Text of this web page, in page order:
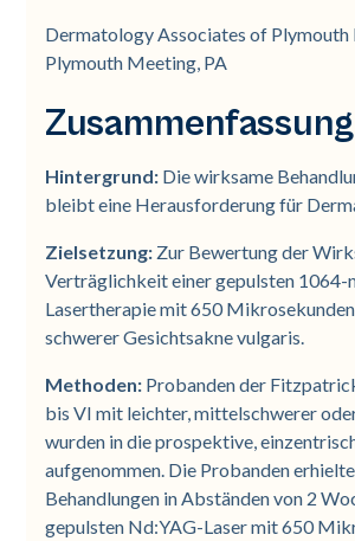
Dermatology Associates of Plymouth
Plymouth Meeting, PA
Zusammenfassung
Hintergrund: Die wirksame
bleibt eine Herausforderung für
Zielsetzung: Zur Bewertung der
Verträglichkeit einer gepulsten 1064-
Lasertherapie mit 650
schwerer Gesichtsakne vulgaris.
Methoden: Probanden der
bis VI mit leichter, mittelschwerer
wurden in die prospektive,
aufgenommen. Die Probanden
Behandlungen in Abständen von 2
gepulsten Nd:YAG-Laser mit 650